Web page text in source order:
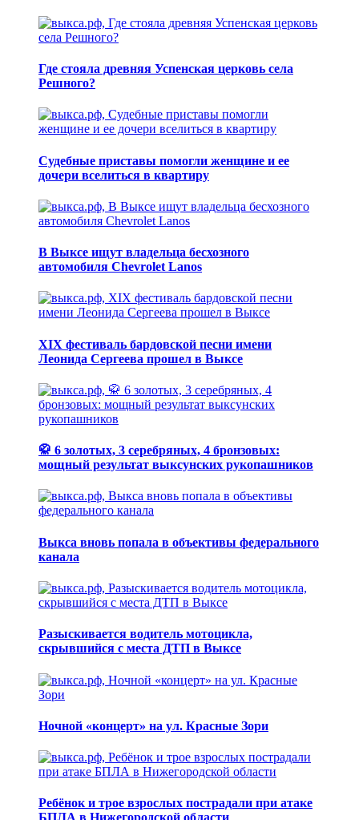
Где стояла древняя Успенская церковь села
Решного?
Судебные приставы помогли женщине и ее
дочери вселиться в квартиру
В Выксе ищут владельца бесхозного
автомобиля Chevrolet Lanos
XIX фестиваль бардовской песни имени
Леонида Сергеева прошел в Выксе
🥋 6 золотых, 3 серебряных, 4 бронзовых:
мощный результат выксунских рукопашников
Выкса вновь попала в объективы федерального
канала
Разыскивается водитель мотоцикла,
скрывшийся с места ДТП в Выксе
Ночной «концерт» на ул. Красные Зори
Ребёнок и трое взрослых пострадали при атаке